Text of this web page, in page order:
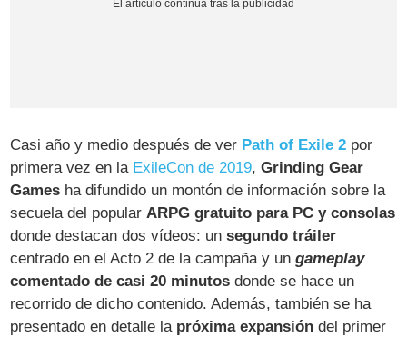
Casi año y medio después de ver Path of Exile 2 por
primera vez en la ExileCon de 2019,Grinding Gear
Games ha difundido un montón de información sobre la
secuela del popularARPG gratuito para PC y consolas
donde destacan dos vídeos: unsegundo tráiler
centrado en el Acto 2 de la campaña y ungameplay
comentado de casi 20 minutos donde se hace un
recorrido de dicho contenido. Además, también se ha
presentado en detalle la próxima expansión del primer